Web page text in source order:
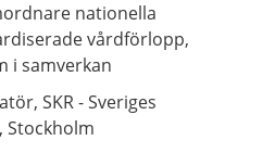
nationella
vårdförlopp,
i samverkan
SKR - Sveriges
Stockholm